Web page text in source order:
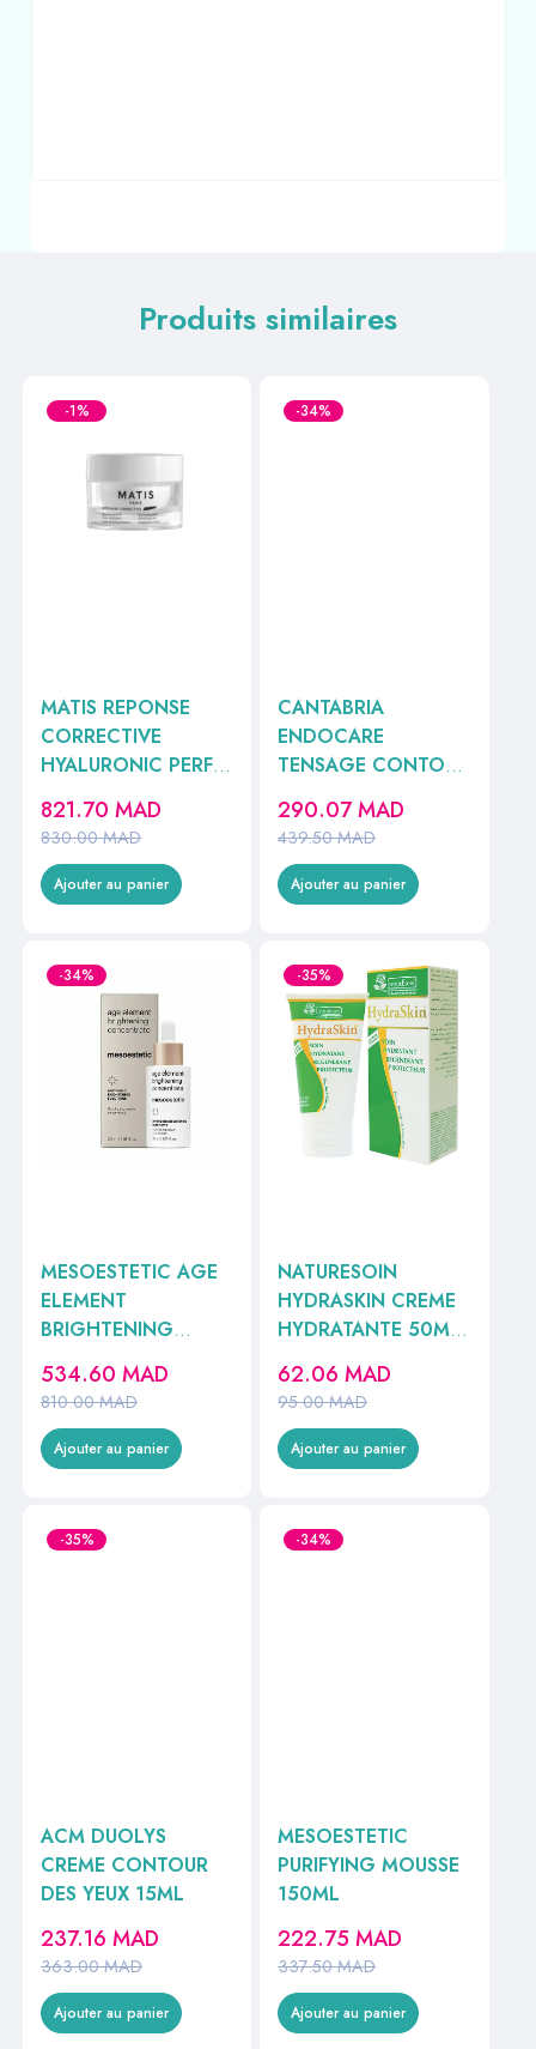
Produits similaires
-1%
MATIS REPONSE
CORRECTIVE
HYALURONIC PERF
SOIN REPULPANT
50ML A1010041
830.00MAD
821.70 MAD
Ajouter au panier
-34%
CANTABRIA
ENDOCARE
TENSAGE CONTOUR
DES YEUX 15ML
REF24312
439.50MAD
290.07MAD
Ajouter au panier
-34%
MESOESTETIC AGE
ELEMENT
BRIGHTENING
CONCENTRATE
30ML
810.00MAD
534.60 MAD
Ajouter au panier
-35%
NATURESOIN
HYDRASKIN CREME
HYDRATANTE 50ML
95.00MAD
62.06MAD
Ajouter au panier
-35%
ACM DUOLYS
CREME CONTOUR
DES YEUX 15ML
363.00MAD
237.16 MAD
Ajouter au panier
-34%
MESOESTETIC
PURIFYING MOUSSE
150ML
337.50MAD
222.75MAD
Ajouter au panier